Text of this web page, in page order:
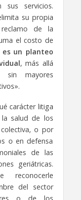
sus servicios.
su propia
de la
el costo de
es un planteo
, más allá
mayores
carácter litiga
salud de los
o por
o en defensa
de las
geriátricas.
reconocerle
del sector